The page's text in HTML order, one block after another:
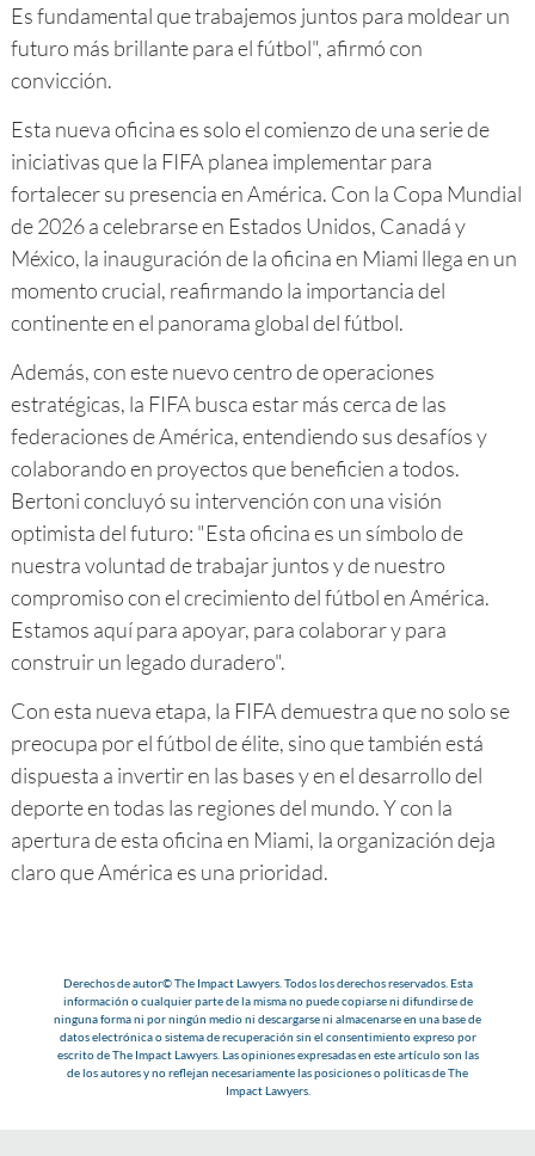
Es fundamental que trabajemos juntos para moldear un
futuro más brillante para el fútbol", afirmó con
convicción.
Esta nueva oficina es solo el comienzo de una serie de
iniciativas que la FIFA planea implementar para
fortalecer su presencia en América. Con la Copa Mundial
de 2026 a celebrarse en Estados Unidos, Canadá y
México, la inauguración de la oficina en Miami llega en un
momento crucial, reafirmando la importancia del
continente en el panorama global del fútbol.
Además, con este nuevo centro de operaciones
estratégicas, la FIFA busca estar más cerca de las
federaciones de América, entendiendo sus desafíos y
colaborando en proyectos que beneficien a todos.
Bertoni concluyó su intervención con una visión
optimista del futuro: "Esta oficina es un símbolo de
nuestra voluntad de trabajar juntos y de nuestro
compromiso con el crecimiento del fútbol en América.
Estamos aquí para apoyar, para colaborar y para
construir un legado duradero".
Con esta nueva etapa, la FIFA demuestra que no solo se
preocupa por el fútbol de élite, sino que también está
dispuesta a invertir en las bases y en el desarrollo del
deporte en todas las regiones del mundo. Y con la
apertura de esta oficina en Miami, la organización deja
claro que América es una prioridad.
Derechos de autor© The Impact Lawyers. Todos los derechos reservados. Esta
información o cualquier parte de la misma no puede copiarse ni difundirse de
ninguna forma ni por ningún medio ni descargarse ni almacenarse en una base de
datos electrónica o sistema de recuperación sin el consentimiento expreso por
escrito de The Impact Lawyers. Las opiniones expresadas en este artículo son las
de los autores y no reflejan necesariamente las posiciones o políticas de The
Impact Lawyers.